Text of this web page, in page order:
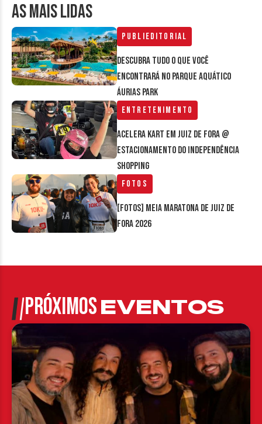
AS MAIS LIDAS
Publieditorial
Descubra tudo o que você
encontrará no parque aquático
Áurias Park
Entretenimento
Acelera Kart em Juiz de Fora @
estacionamento do Independência
Shopping
Fotos
[FOTOS] Meia Maratona de Juiz de
Fora 2026
PRÓXIMOSEVENTOS